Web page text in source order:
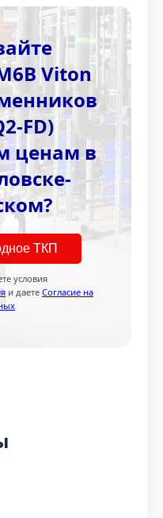
Viton
FD)
ценам в
ТКП
условия
и даете Согласие на